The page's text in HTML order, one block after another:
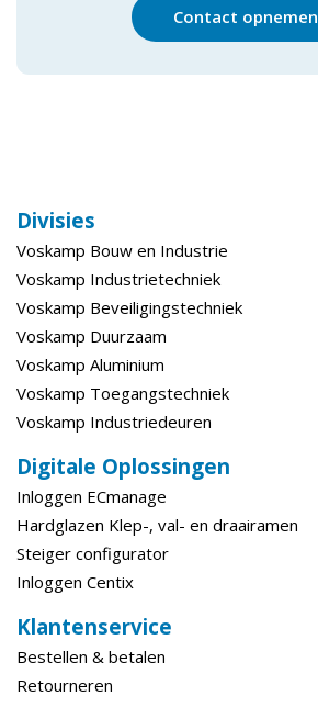
Contact opnemen
Divisies
Voskamp Bouw en Industrie
Voskamp Industrietechniek
Voskamp Beveiligingstechniek
Voskamp Duurzaam
Voskamp Aluminium
Voskamp Toegangstechniek
Voskamp Industriedeuren
Digitale Oplossingen
Inloggen ECmanage
Hardglazen Klep-, val- en draairamen
Steiger configurator
Inloggen Centix
Klantenservice
Bestellen & betalen
Retourneren